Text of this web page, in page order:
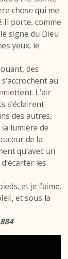
chose qui me
. Il porte, comme
signe du Dieu
yeux, le
des
au
L’air
s’éclairent
des autres,
la lumière de
de la
qu’avec un
les
et je l’aime.
et sous la